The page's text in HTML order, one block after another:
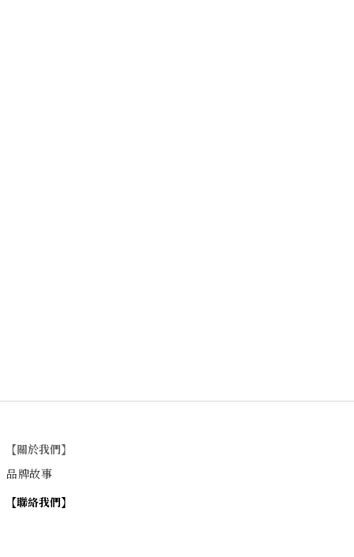
【關於我們】
品牌故事
【聯絡我們】